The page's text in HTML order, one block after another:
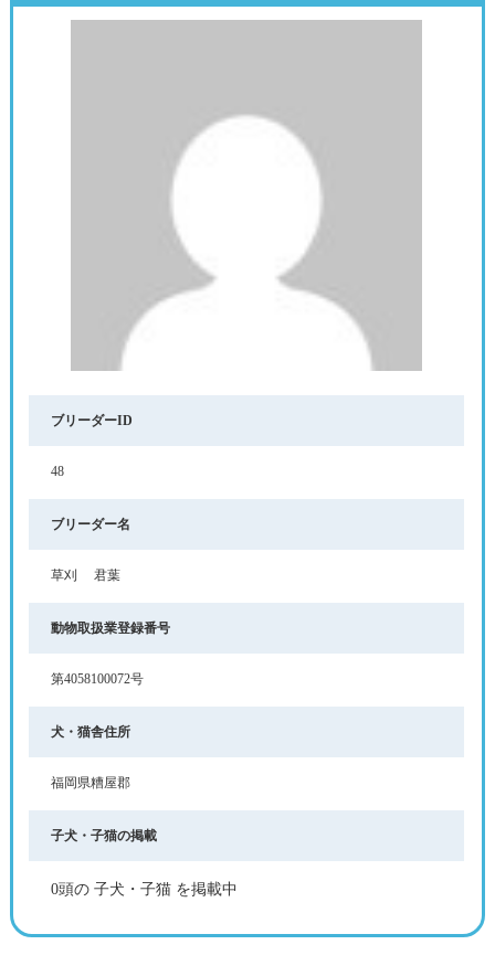
ブリーダーID
48
ブリーダー名
草刈 君葉
動物取扱業登録番号
第4058100072号
犬・猫舎住所
福岡県糟屋郡
子犬・子猫の掲載
0頭の 子犬・子猫 を掲載中